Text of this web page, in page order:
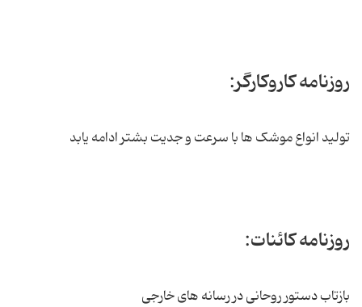
روزنامه کاروکارگر:
تولید انواع موشک ها با سرعت و جدیت بشتر ادامه یابد
روزنامه کائنات:
بازتاب دستور روحانی در رسانه های خارجی